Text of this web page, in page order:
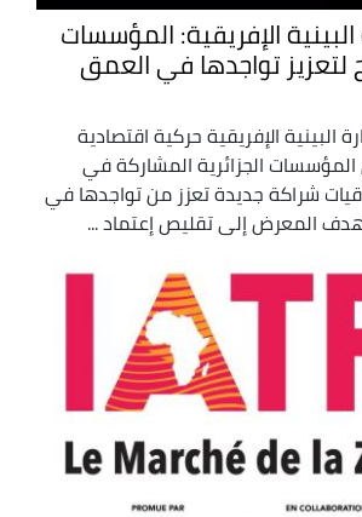
الإفريقية: المؤسسات
لتعزيز تواجدها في العمق
الإفريقية حركية اقتصادية
الجزائرية المشاركة في
شراكة جديدة تعزز من تواجدها في
المعرض إلى تقليص إعتماد ...